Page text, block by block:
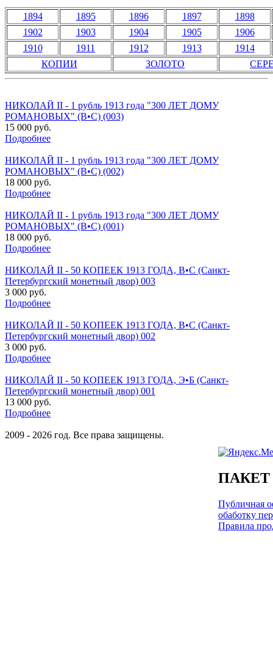
1894 1895 1896 1897
1898
1902
1903 1904 1905
1906
1910
1911 1912 1913
1914
КОПИИ
ЗОЛОТО
НИКОЛАЙ II - 1 рубль 1913 года "300 ЛЕТ ДОМУ
РОМАНОВЫХ" (В•С) (003)
15 000 руб.
Подробнее
НИКОЛАЙ II - 1 рубль 1913 года "300 ЛЕТ ДОМУ
РОМАНОВЫХ" (В•С) (002)
18 000 руб.
Подробнее
НИКОЛАЙ II - 1 рубль 1913 года "300 ЛЕТ ДОМУ
РОМАНОВЫХ" (В•С) (001)
18 000 руб.
Подробнее
НИКОЛАЙ II - 50 КОПЕЕК 1913 ГОДА, В•С (Санкт-
Петербургский монетный двор) 003
3 000 руб.
Подробнее
НИКОЛАЙ II - 50 КОПЕЕК 1913 ГОДА, В•С (Санкт-
Петербургский монетный двор) 002
3 000 руб.
Подробнее
НИКОЛАЙ II - 50 КОПЕЕК 1913 ГОДА, Э•Б (Санкт-
Петербургский монетный двор) 001
13 000 руб.
Подробнее
2009 - 2026 год. Все права защищены.
Публичная
обаботку
Правила